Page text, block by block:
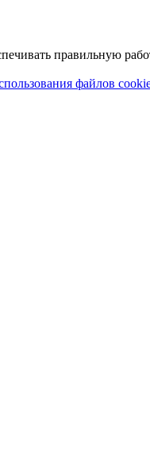
правильную
файлов